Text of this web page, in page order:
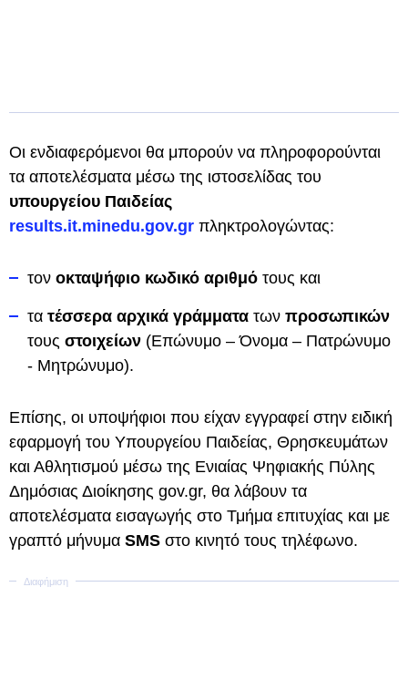
Οι ενδιαφερόμενοι θα μπορούν να πληροφορούνται
τα αποτελέσματα μέσω της ιστοσελίδας του
υπουργείου Παιδείας
results.it.minedu.gov.gr πληκτρολογώντας:
τον οκταψήφιο κωδικό αριθμό τους και
τα τέσσερα αρχικά γράμματα των προσωπικών
τους στοιχείων (Επώνυμο – Όνομα – Πατρώνυμο
- Μητρώνυμο).
Επίσης, οι υποψήφιοι που είχαν εγγραφεί στην ειδική
εφαρμογή του Υπουργείου Παιδείας, Θρησκευμάτων
και Αθλητισμού μέσω της Ενιαίας Ψηφιακής Πύλης
Δημόσιας Διοίκησης gov.gr, θα λάβουν τα
αποτελέσματα εισαγωγής στο Τμήμα επιτυχίας και με
γραπτό μήνυμα SMS στο κινητό τους τηλέφωνο.